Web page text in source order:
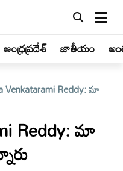
ఆంధ్రప్రదేశ్ జాతీయం
Venkatarami Reddy: మా
Reddy: మా